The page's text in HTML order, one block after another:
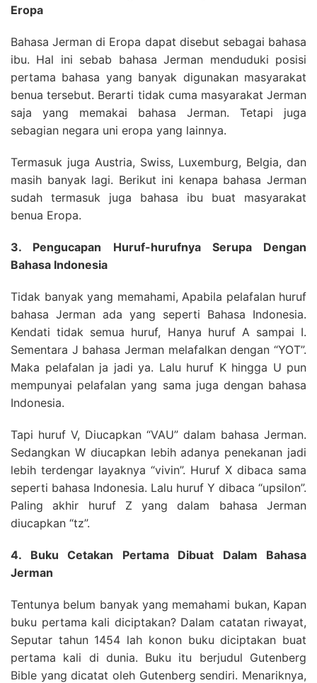
Eropa
Bahasa Jerman di Eropa dapat disebut sebagai bahasa
ibu. Hal ini sebab bahasa Jerman menduduki posisi
pertama bahasa yang banyak digunakan masyarakat
benua tersebut. Berarti tidak cuma masyarakat Jerman
saja yang memakai bahasa Jerman. Tetapi juga
sebagian negara uni eropa yang lainnya.
Termasuk juga Austria, Swiss, Luxemburg, Belgia, dan
masih banyak lagi. Berikut ini kenapa bahasa Jerman
sudah termasuk juga bahasa ibu buat masyarakat
benua Eropa.
3. Pengucapan Huruf-hurufnya Serupa Dengan
Bahasa Indonesia
Tidak banyak yang memahami, Apabila pelafalan huruf
bahasa Jerman ada yang seperti Bahasa Indonesia.
Kendati tidak semua huruf, Hanya huruf A sampai I.
Sementara J bahasa Jerman melafalkan dengan “YOT”.
Maka pelafalan ja jadi ya. Lalu huruf K hingga U pun
mempunyai pelafalan yang sama juga dengan bahasa
Indonesia.
Tapi huruf V, Diucapkan “VAU” dalam bahasa Jerman.
Sedangkan W diucapkan lebih adanya penekanan jadi
lebih terdengar layaknya “vivin”. Huruf X dibaca sama
seperti bahasa Indonesia. Lalu huruf Y dibaca “upsilon”.
Paling akhir huruf Z yang dalam bahasa Jerman
diucapkan “tz”.
4. Buku Cetakan Pertama Dibuat Dalam Bahasa
Jerman
Tentunya belum banyak yang memahami bukan, Kapan
buku pertama kali diciptakan? Dalam catatan riwayat,
Seputar tahun 1454 lah konon buku diciptakan buat
pertama kali di dunia. Buku itu berjudul Gutenberg
Bible yang dicatat oleh Gutenberg sendiri. Menariknya,